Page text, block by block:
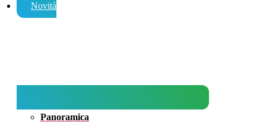
Novità
Panoramica